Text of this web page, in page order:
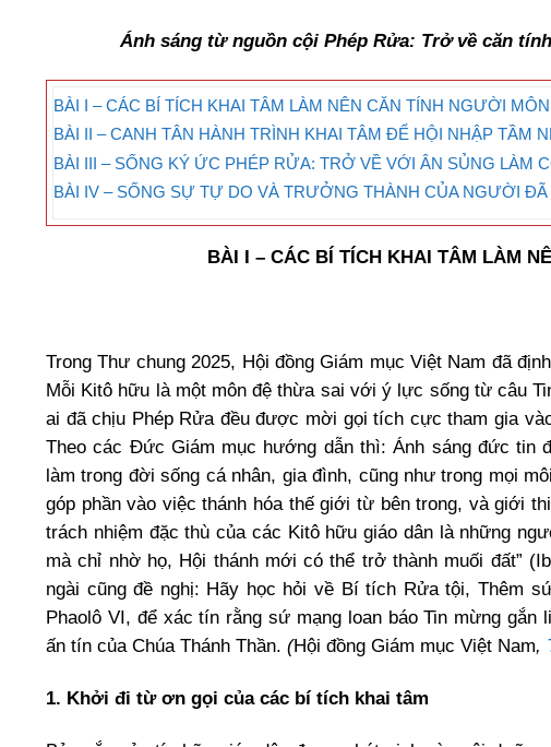
Ánh sáng từ nguồn cội Phép Rửa: Trở về căn
BÀI I – CÁC BÍ TÍCH KHAI TÂM LÀM NÊN CĂN TÍNH NGƯỜI
BÀI II – CANH TÂN HÀNH TRÌNH KHAI TÂM ĐỂ HỘI NHẬP TẦM
BÀI III – SỐNG KÝ ỨC PHÉP RỬA: TRỞ VỀ VỚI ÂN SỦNG LÀM
BÀI IV – SỐNG SỰ TỰ DO VÀ TRƯỞNG THÀNH CỦA NGƯỜI
BÀI I – CÁC BÍ TÍCH KHAI TÂM LÀM
Trong Thư chung 2025, Hội đồng Giám mục Việt Nam đã
Mỗi Kitô hữu là một môn đệ thừa sai với ý lực sống từ câu
ai đã chịu Phép Rửa đều được mời gọi tích cực tham gia
Theo các Đức Giám mục hướng dẫn thì: Ánh sáng đức tin
làm trong đời sống cá nhân, gia đình, cũng như trong mọi
góp phần vào việc thánh hóa thế giới từ bên trong, và giới
trách nhiệm đặc thù của các Kitô hữu giáo dân là những
mà chỉ nhờ họ, Hội thánh mới có thể trở thành muối đất”
ngài cũng đề nghị: Hãy học hỏi về Bí tích Rửa tội, Thêm
Phaolô VI, để xác tín rằng sứ mạng loan báo Tin mừng
ấn tín của Chúa Thánh Thần. (Hội đồng Giám mục Việt Nam,
1. Khởi đi từ ơn gọi của các bí tích khai tâm